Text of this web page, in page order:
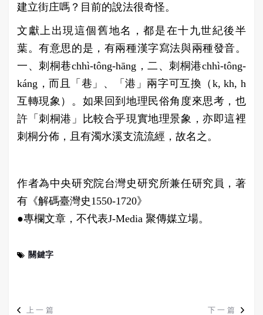
建立街庄嗎？目前的說法很奇怪。
文獻上出現這個舊地名，都是在十九世紀後半
葉。有意思的是，有兩種漢字寫法與兩種發音。
一、刺桐巷chhì-tông-hāng，二、刺桐港chhì-tông-
káng，而且「巷」、「港」兩字可互換（k, kh, h
互轉現象）。如果回到地理民俗角度來思考，也
許「刺桐港」比較合乎現實地理景象，亦即這裡
刺桐分佈，且有濁水溪支流流經，故名之。
作者為中央研究院台灣史研究所兼任研究員，著
有《解碼臺灣史1550-1720》
●專欄文章，不代表J-Media 聚傳媒立場。
關鍵字
上一篇 下一篇